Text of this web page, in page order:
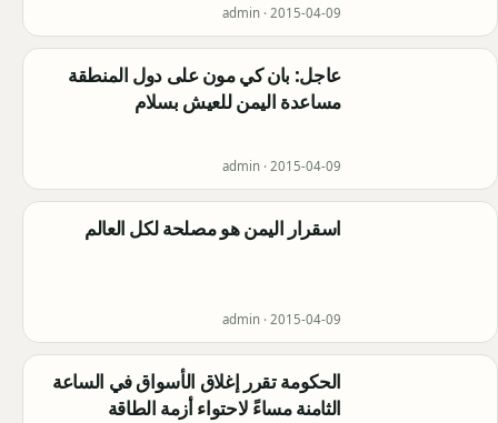
admin · 2015-04-09
عاجل: بان كي مون على دول المنطقة
مساعدة اليمن للعيش بسلام
admin · 2015-04-09
اسقرار اليمن هو مصلحة لكل العالم
admin · 2015-04-09
الحكومة تقرر إغلاق الأسواق في الساعة
الثامنة مساءً لاحتواء أزمة الطاقة